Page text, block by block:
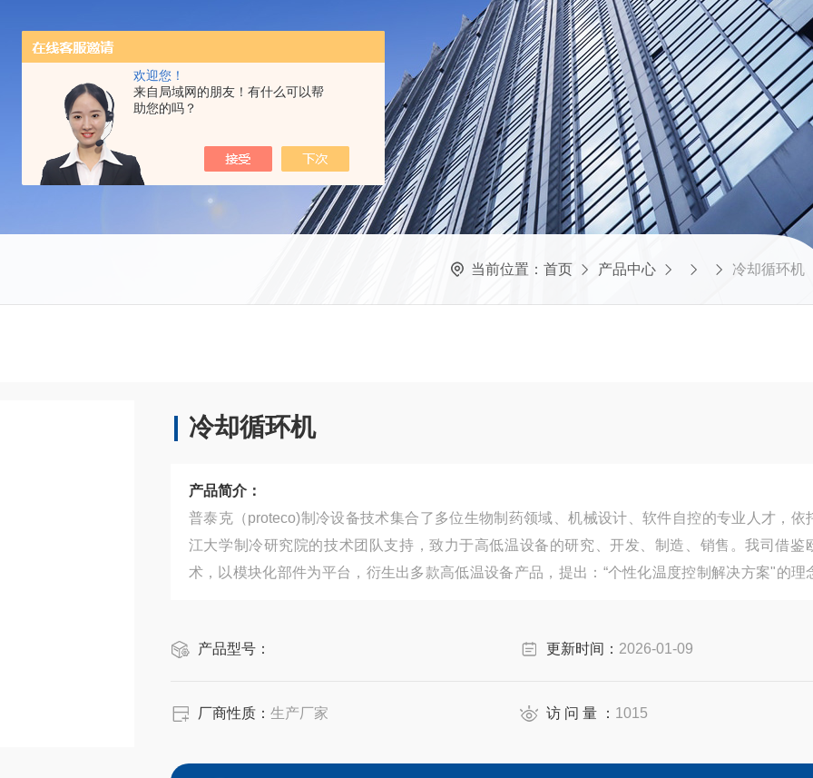
欢迎您！
来自局域网的朋友！有什么可以帮
助您的吗？
当前位置： 首页 产品中心 冷却循环机
冷却循环机
产品简介：
普泰克（proteco)制冷设备技术集合了多位生物制药领域、机械设计、软件自控的专业人才，依
江大学制冷研究院的技术团队支持，致力于高低温设备的研究、开发、制造、销售。我司借鉴
术，以模块化部件为平台，衍生出多款高低温设备产品，提出：“个性化温度控制解决方案"的理
产品型号：
更新时间： 2026-01-09
厂商性质： 生产厂家 访 问 量 ： 1015